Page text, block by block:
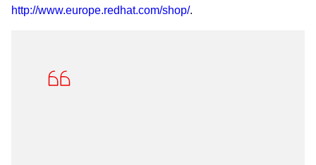
http://www.europe.redhat.com/shop/.